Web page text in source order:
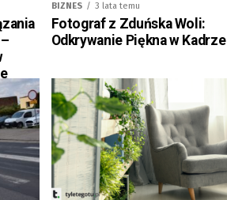
BIZNES 3 lata temu
Fotograf z Zduńska Woli:
Odkrywanie Piękna w Kadrze